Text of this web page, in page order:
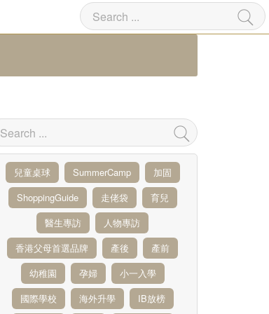
PARENTING/EXPERT
兒童桌球 SummerCamp
加固
ShoppingGuide
走佬袋
育兒
醫生專訪
人物專訪
香港父母首選品牌
產後
產前
幼稚園
孕婦
小一入學
國際學校
海外升學
IB放榜